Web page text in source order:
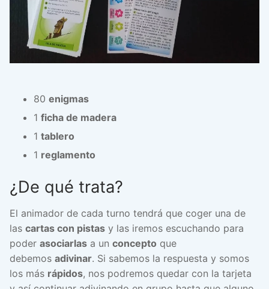
80 enigmas
1 ficha de madera
1 tablero
1 reglamento
¿De qué trata?
El animador de cada turno tendrá que coger una de
las cartas con pistas y las iremos escuchando para
poder asociarlas a un concepto que
debemos adivinar. Si sabemos la respuesta y somos
los más rápidos, nos podremos quedar con la tarjeta